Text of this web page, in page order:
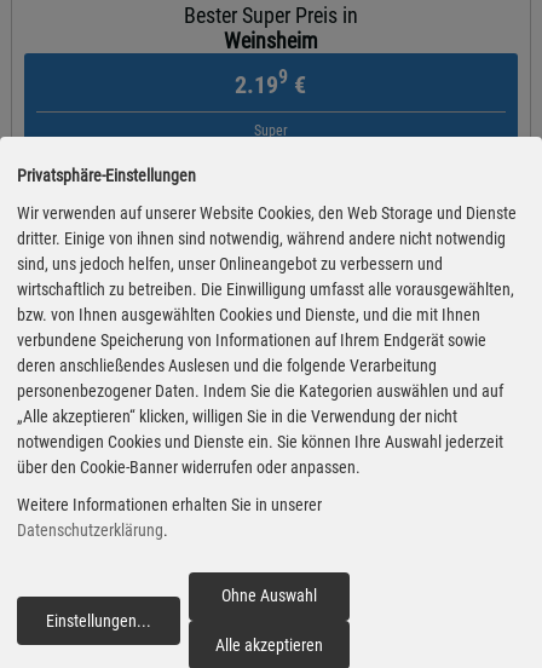
Bester Super Preis in
Weinsheim
2.199 €
Super
ED
Sarresdorfer Straße 91
Super Preise in Weinsheim
Bester Super E10 Preis in
Weinsheim
2.139€
Super E10
Sarresdorfer Straße 91
Preiswerter tanken - finden Sie die günstigsten Benzin und Diesel
Preise in Ihrer Stadt
Privatsphäre-Einstellungen
Wir verwenden auf unserer Website Cookies, den Web Storage und Dienste
dritter. Einige von ihnen sind notwendig, während andere nicht notwendig
sind, uns jedoch helfen, unser Onlineangebot zu verbessern und
wirtschaftlich zu betreiben. Die Einwilligung umfasst alle vorausgewählten,
bzw. von Ihnen ausgewählten Cookies und Dienste, und die mit Ihnen
verbundene Speicherung von Informationen auf Ihrem Endgerät sowie
deren anschließendes Auslesen und die folgende Verarbeitung
personenbezogener Daten. Indem Sie die Kategorien auswählen und auf
„Alle akzeptieren“ klicken, willigen Sie in die Verwendung der nicht
notwendigen Cookies und Dienste ein. Sie können Ihre Auswahl jederzeit
über den Cookie-Banner widerrufen oder anpassen.
Weitere Informationen erhalten Sie in unserer
Datenschutzerklärung.
Einstellungen...
Ohne Auswahl
Alle akzeptieren